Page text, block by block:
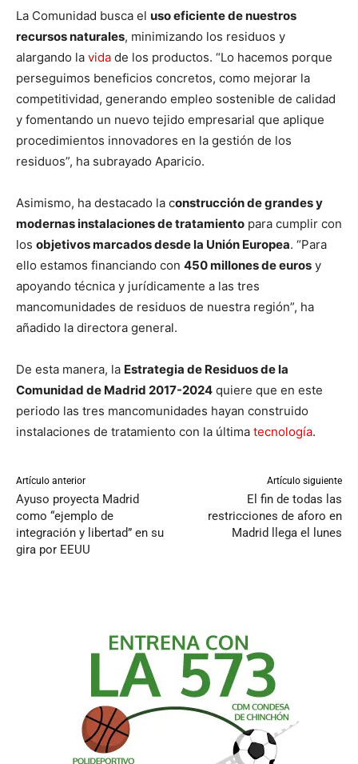
La Comunidad busca el uso eficiente de nuestros
recursos naturales, minimizando los residuos y
alargando la vida de los productos. “Lo hacemos porque
perseguimos beneficios concretos, como mejorar la
competitividad, generando empleo sostenible de calidad
y fomentando un nuevo tejido empresarial que aplique
procedimientos innovadores en la gestión de los
residuos”, ha subrayado Aparicio.
Asimismo, ha destacado la construcción de grandes y
modernas instalaciones de tratamiento para cumplir con
los objetivos marcados desde la Unión Europea. “Para
ello estamos financiando con 450 millones de euros y
apoyando técnica y jurídicamente a las tres
mancomunidades de residuos de nuestra región”, ha
añadido la directora general.
De esta manera, la Estrategia de Residuos de la
Comunidad de Madrid 2017-2024 quiere que en este
periodo las tres mancomunidades hayan construido
instalaciones de tratamiento con la última tecnología.
Artículo anterior
Ayuso proyecta Madrid
como “ejemplo de
integración y libertad” en su
gira por EEUU
Artículo siguiente
El fin de todas las
restricciones de aforo en
Madrid llega el lunes